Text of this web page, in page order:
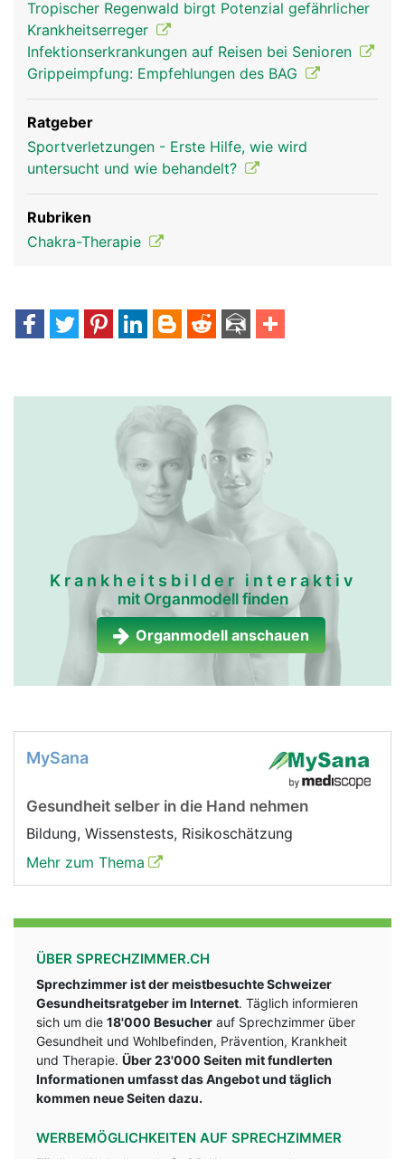
Tropischer Regenwald birgt Potenzial gefährlicher
Krankheitserreger
Infektionserkrankungen auf Reisen bei Senioren
Grippeimpfung: Empfehlungen des BAG
Ratgeber
Sportverletzungen - Erste Hilfe, wie wird
untersucht und wie behandelt?
Rubriken
Chakra-Therapie
Krankheitsbilder interaktiv
mit Organmodell finden
Organmodell anschauen
MySana
Gesundheit selber in die Hand nehmen
Bildung, Wissenstests, Risikoschätzung
Mehr zum Thema
ÜBER SPRECHZIMMER.CH
Sprechzimmer ist der meistbesuchte Schweizer
Gesundheitsratgeber im Internet. Täglich informieren
sich um die 18'000 Besucher auf Sprechzimmer über
Gesundheit und Wohlbefinden, Prävention, Krankheit
und Therapie. Über 23'000 Seiten mit fundlerten
Informationen umfasst das Angebot und täglich
kommen neue Seiten dazu.
WERBEMÖGLICHKEITEN AUF SPRECHZIMMER